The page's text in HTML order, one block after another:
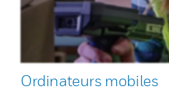
Ordinateurs mobiles